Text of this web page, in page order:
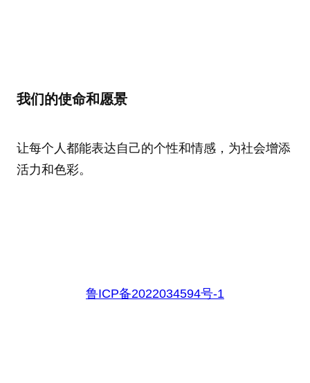
我们的使命和愿景
让每个人都能表达自己的个性和情感，为社会增添
活力和色彩。
鲁ICP备2022034594号-1